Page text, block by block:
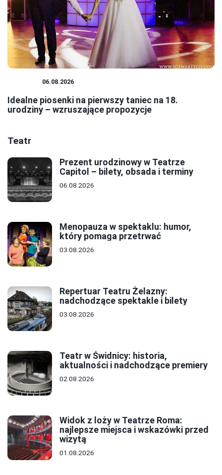
06.08.2026
Idealne piosenki na pierwszy taniec na 18.
urodziny – wzruszające propozycje
Teatr
Prezent urodzinowy w Teatrze
Capitol – bilety, obsada i terminy
06.08.2026
Menopauza w spektaklu: humor,
który pomaga przetrwać
03.08.2026
Repertuar Teatru Żelazny:
nadchodzące spektakle i bilety
03.08.2026
Teatr w Świdnicy: historia,
aktualności i nadchodzące premiery
02.08.2026
Widok z loży w Teatrze Roma:
najlepsze miejsca i wskazówki przed
wizytą
01.08.2026